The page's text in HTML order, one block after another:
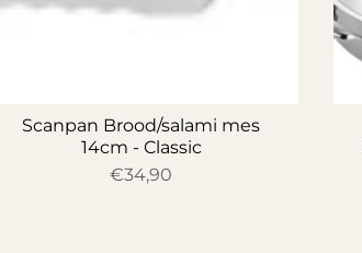
Scanpan Brood/salami mes
14cm - Classic
€34,90